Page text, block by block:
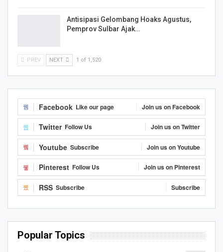
Antisipasi Gelombang Hoaks Agustus,
Pemprov Sulbar Ajak…
PREV NEXT 1 of 1,520
Facebook Like our page Join us on Facebook
Twitter Follow Us Join us on Twitter
Youtube Subscribe Join us on Youtube
Pinterest Follow Us Join us on Pinterest
RSS Subscribe Subscribe
Popular Topics